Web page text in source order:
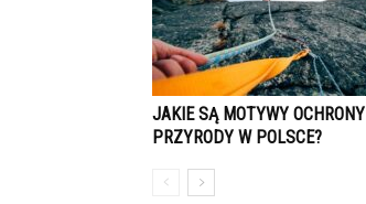
JAKIE SĄ MOTYWY OCHRONY
PRZYRODY W POLSCE?